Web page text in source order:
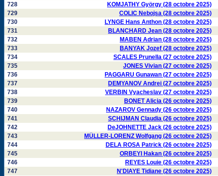
728
KOMJATHY György (28 octobre 2025)
729
COLIC Nebojsa (28 octobre 2025)
730
LYNGE Hans Anthon (28 octobre 2025)
731
BLANCHARD Jean (28 octobre 2025)
732
MABEN Adrian (28 octobre 2025)
733
BANYAK Jozef (28 octobre 2025)
734
SCALES Prunella (27 octobre 2025)
735
JONES Vivian (27 octobre 2025)
736
PAGGARU Gunawan (27 octobre 2025)
737
DEMYANOV Andrei (27 octobre 2025)
738
VERBIN Vyacheslav (27 octobre 2025)
739
BONET Alicia (26 octobre 2025)
740
NAZAROV Gennady (26 octobre 2025)
741
SCHIJMAN Claudia (26 octobre 2025)
742
DeJOHNETTE Jack (26 octobre 2025)
743
MÜLLER-LORENZ Wolfgang (26 octobre 2025)
744
DELA ROSA Patrick (26 octobre 2025)
745
ORBEYI Hakan (26 octobre 2025)
746
REYES Louie (26 octobre 2025)
747
N'DIAYE Tidiane (26 octobre 2025)